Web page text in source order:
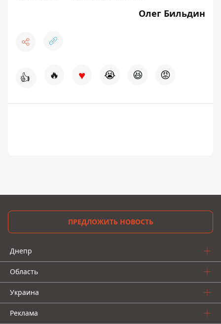
Олег Бильдин
👍 🔥 ♥ 😭 😆 😡
ПРЕДЛОЖИТЬ НОВОСТЬ
Днепр
Область
Украина
Реклама